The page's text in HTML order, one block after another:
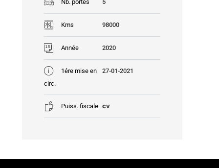
Nb. portes 5
Kms 98000
Année 2020
1ére mise en
circ.
27-01-2021
Puiss. fiscale cv